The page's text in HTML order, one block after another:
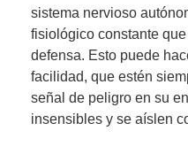
sistema nervioso
fisiológico constante
defensa. Esto puede
facilidad, que estén
señal de peligro en su
insensibles y se aíslen